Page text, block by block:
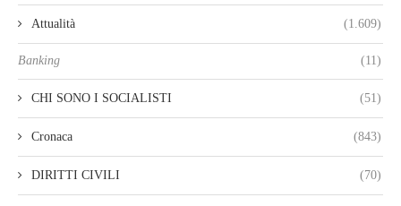
Attualità (1.609)
Banking (11)
CHI SONO I SOCIALISTI (51)
Cronaca (843)
DIRITTI CIVILI (70)